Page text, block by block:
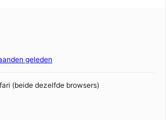
geleden
(beide dezelfde browsers)